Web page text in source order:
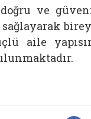
ve
aile